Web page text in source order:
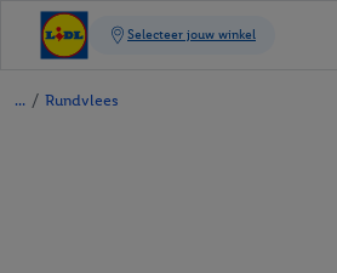
/ Rundvlees